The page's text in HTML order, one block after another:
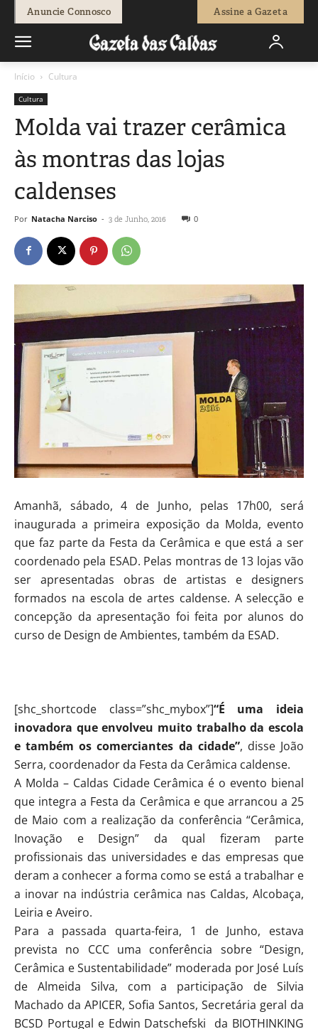
Anuncie Connosco Assine a Gazeta
Início Cultura
Cultura
Molda vai trazer cerâmica
às montras das lojas
caldenses
Por Natacha Narciso - 3 de Junho, 2016 0
Amanhã, sábado, 4 de Junho, pelas 17h00, será
inaugurada a primeira exposição da Molda, evento
que faz parte da Festa da Cerâmica e que está a ser
coordenado pela ESAD. Pelas montras de 13 lojas vão
ser apresentadas obras de artistas e designers
formados na escola de artes caldense. A selecção e
concepção da apresentação foi feita por alunos do
curso de Design de Ambientes, também da ESAD.
[shc_shortcode class=”shc_mybox”]“É uma ideia
inovadora que envolveu muito trabalho da escola
e também os comerciantes da cidade”, disse João
Serra, coordenador da Festa da Cerâmica caldense.
A Molda – Caldas Cidade Cerâmica é o evento bienal
que integra a Festa da Cerâmica e que arrancou a 25
de Maio com a realização da conferência “Cerâmica,
Inovação e Design” da qual fizeram parte
profissionais das universidades e das empresas que
deram a conhecer a forma como se está a trabalhar e
a inovar na indústria cerâmica nas Caldas, Alcobaça,
Leiria e Aveiro.
Para a passada quarta-feira, 1 de Junho, estava
prevista no CCC uma conferência sobre “Design,
Cerâmica e Sustentabilidade” moderada por José Luís
de Almeida Silva, com a participação de Silvia
Machado da APICER, Sofia Santos, Secretária geral da
BCSD Portugal e Edwin Datschefski da BIOTHINKING